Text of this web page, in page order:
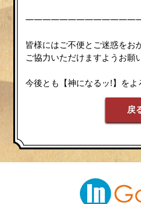
皆様にはご不便とご迷惑をお
ご協力いただけますようお願
今後とも【神になるッ!】を
戻